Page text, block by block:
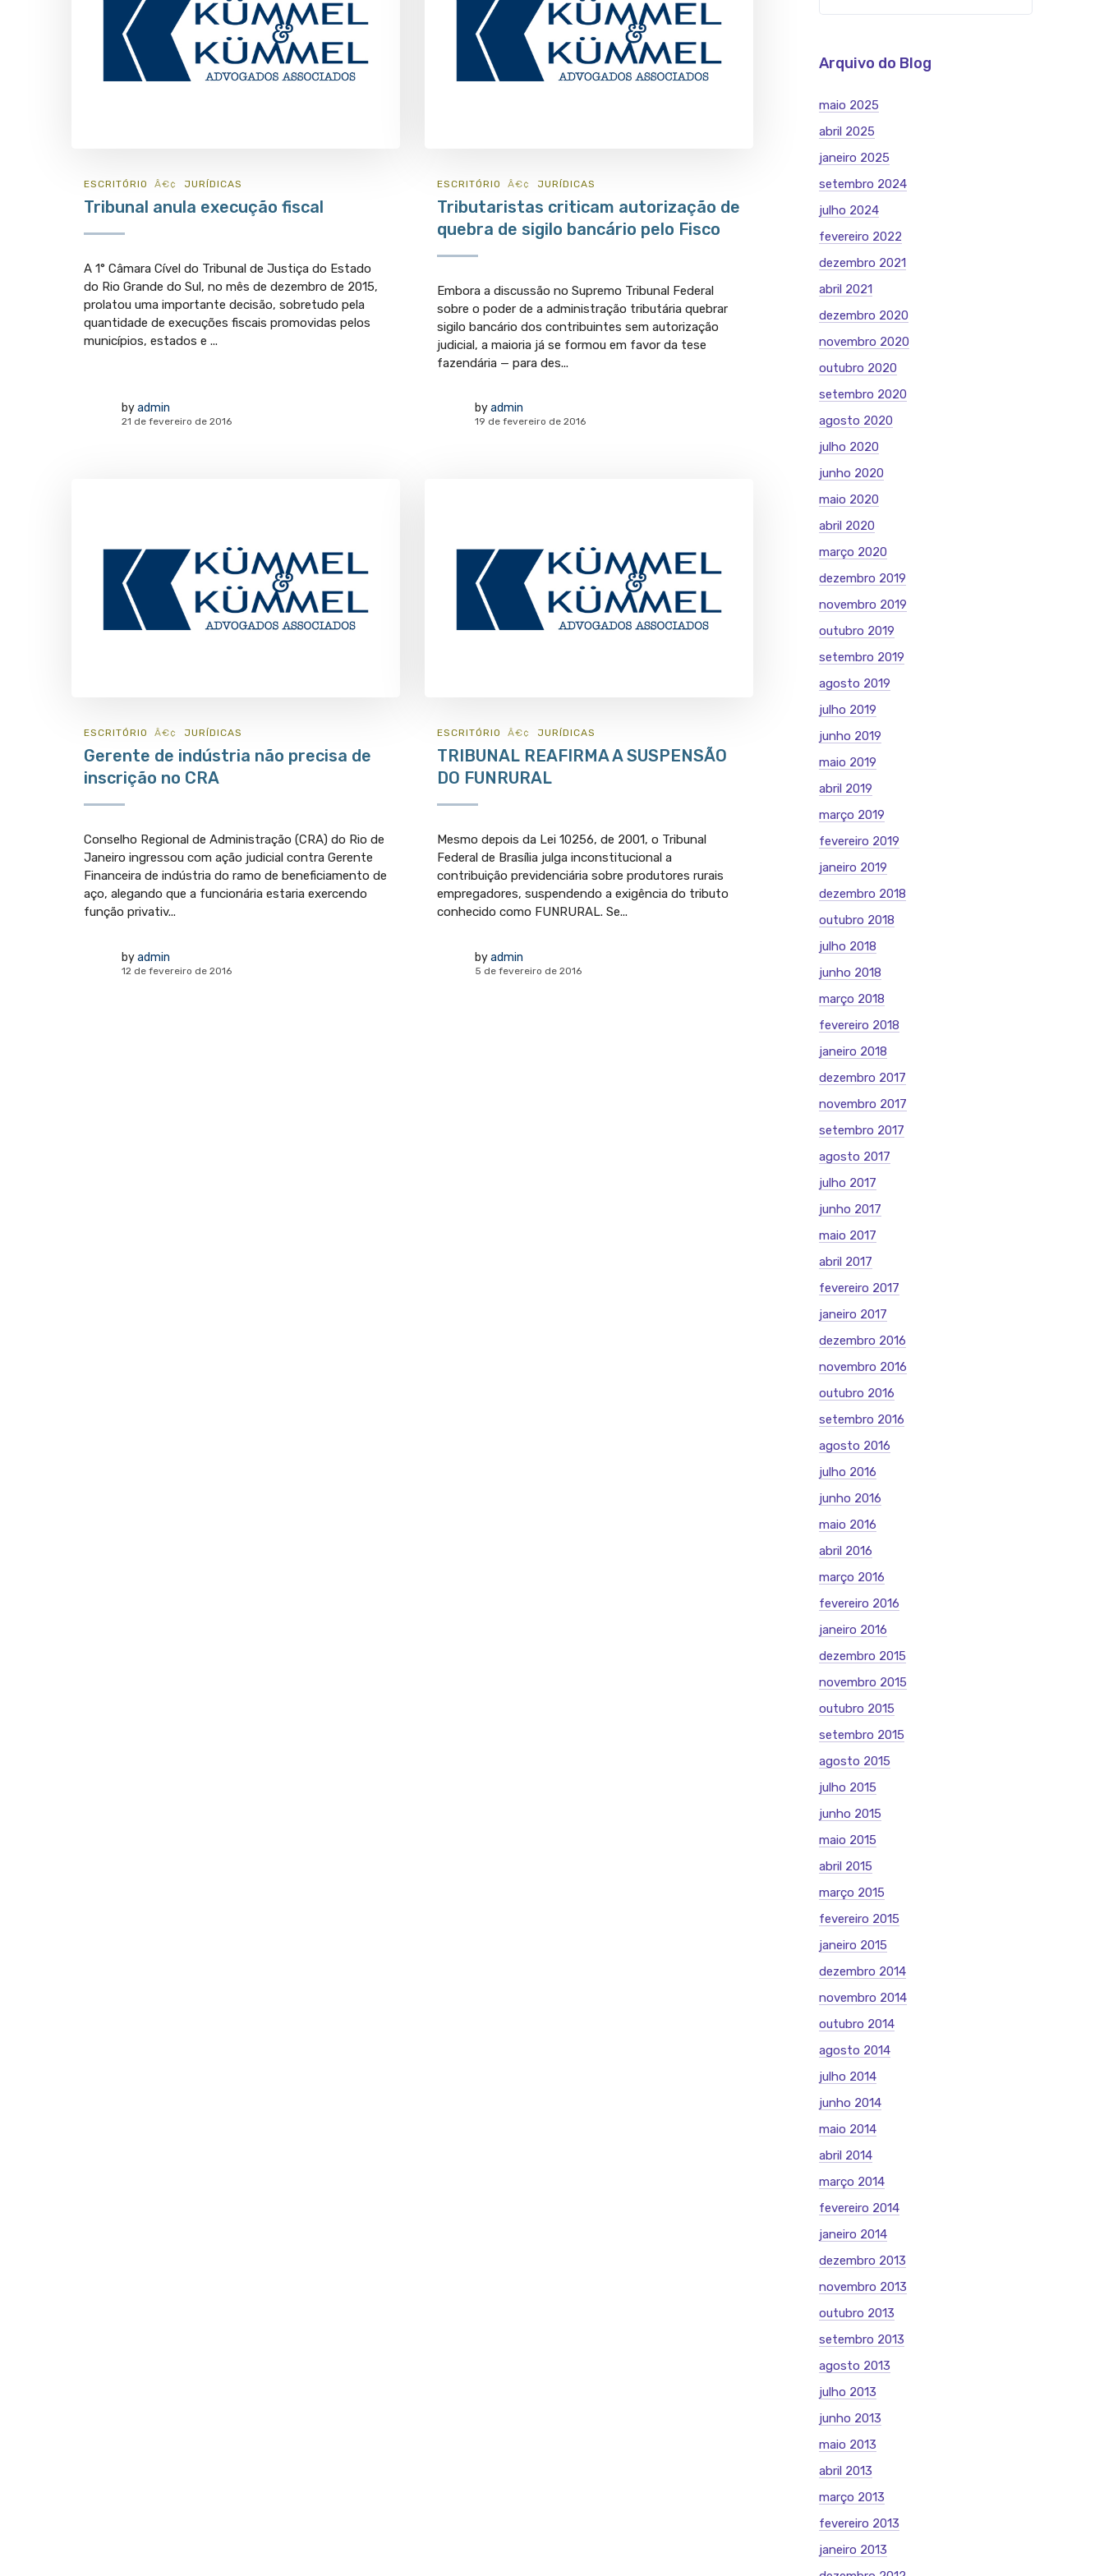
ESCRITÓRIO JURÍ­DICAS
Tribunal anula execução fiscal
A 1° Câmara Cível do Tribunal de Justiça do Estado
do Rio Grande do Sul, no mês de dezembro de 2015,
prolatou uma importante decisão, sobretudo pela
quantidade de execuções fiscais promovidas pelos
municípios, estados e ...
byadmin
21 de fevereiro de 2016
ESCRITÓRIO JURÍ­DICAS
Tributaristas criticam autorização de
quebra de sigilo bancário pelo Fisco
Embora a discussão no Supremo Tribunal Federal
sobre o poder de a administração tributária quebrar
sigilo bancário dos contribuintes sem autorização
judicial, a maioria já se formou em favor da tese
fazendária — para des...
byadmin
19 de fevereiro de 2016
ESCRITÓRIO JURÍ­DICAS
Gerente de indústria não precisa de
inscrição no CRA
Conselho Regional de Administração (CRA) do Rio de
Janeiro ingressou com ação judicial contra Gerente
Financeira de indústria do ramo de beneficiamento de
aço, alegando que a funcionária estaria exercendo
função privativ...
byadmin
12 de fevereiro de 2016
ESCRITÓRIO JURÍ­DICAS
TRIBUNAL REAFIRMA A SUSPENSÃO
DO FUNRURAL
Mesmo depois da Lei 10256, de 2001, o Tribunal
Federal de Brasília julga inconstitucional a
contribuição previdenciária sobre produtores rurais
empregadores, suspendendo a exigência do tributo
conhecido como FUNRURAL. Se...
byadmin
5 de fevereiro de 2016
Arquivo do Blog
maio 2025
abril 2025
janeiro 2025
setembro 2024
julho 2024
fevereiro 2022
dezembro 2021
abril 2021
dezembro 2020
novembro 2020
outubro 2020
setembro 2020
agosto 2020
julho 2020
junho 2020
maio 2020
abril 2020
março 2020
dezembro 2019
novembro 2019
outubro 2019
setembro 2019
agosto 2019
julho 2019
junho 2019
maio 2019
abril 2019
março 2019
fevereiro 2019
janeiro 2019
dezembro 2018
outubro 2018
julho 2018
junho 2018
março 2018
fevereiro 2018
janeiro 2018
dezembro 2017
novembro 2017
setembro 2017
agosto 2017
julho 2017
junho 2017
maio 2017
abril 2017
fevereiro 2017
janeiro 2017
dezembro 2016
novembro 2016
outubro 2016
setembro 2016
agosto 2016
julho 2016
junho 2016
maio 2016
abril 2016
março 2016
fevereiro 2016
janeiro 2016
dezembro 2015
novembro 2015
outubro 2015
setembro 2015
agosto 2015
julho 2015
junho 2015
maio 2015
abril 2015
março 2015
fevereiro 2015
janeiro 2015
dezembro 2014
novembro 2014
outubro 2014
agosto 2014
julho 2014
junho 2014
maio 2014
abril 2014
março 2014
fevereiro 2014
janeiro 2014
dezembro 2013
novembro 2013
outubro 2013
setembro 2013
agosto 2013
julho 2013
junho 2013
maio 2013
abril 2013
março 2013
fevereiro 2013
janeiro 2013